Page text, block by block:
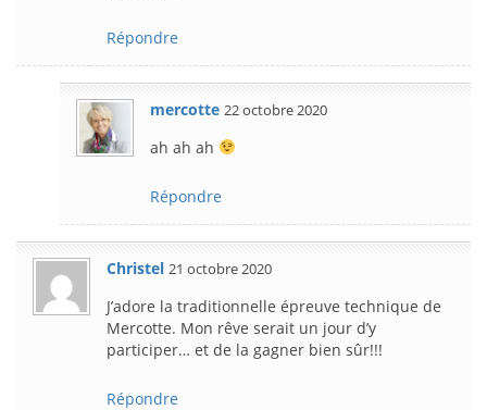
Répondre
mercotte 22 octobre 2020
ah ah ah
Répondre
Christel 21 octobre 2020
J’adore la traditionnelle épreuve technique de
Mercotte. Mon rêve serait un jour d’y
participer… et de la gagner bien sûr!!!
Répondre